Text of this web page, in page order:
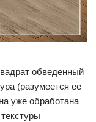
обведенный
(разумеется ее
уже обработана